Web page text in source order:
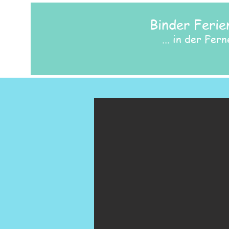
Binder
... in der